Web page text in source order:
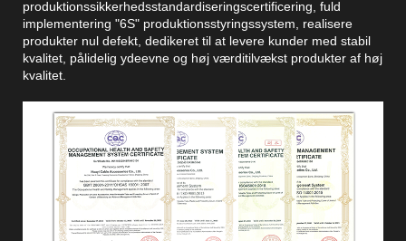
produktionssikkerhedsstandardiseringscertificering, fuld
implementering "6S" produktionsstyringssystem, realisere
produkter nul defekt, dedikeret til at levere kunder med stabil
kvalitet, pålidelig ydeevne og høj værditilvækst produkter af høj
kvalitet.